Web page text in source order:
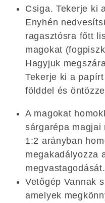
Csiga. Tekerje ki
Enyhén
ragasztósra főtt
magokat
Hagyjuk
Tekerje ki a
földdel és
A magokat
sárgarépa magjai
1:2 arányban
megakadályozza
megvastagodását.
Vetőgép Vannak
amelyek